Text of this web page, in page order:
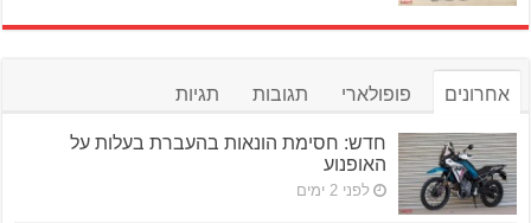
אחרונים פופולארי תגובות תגיות
חדש: חסימת הונאות בהעברת בעלות על
האופנוע
לפני 2 ימים